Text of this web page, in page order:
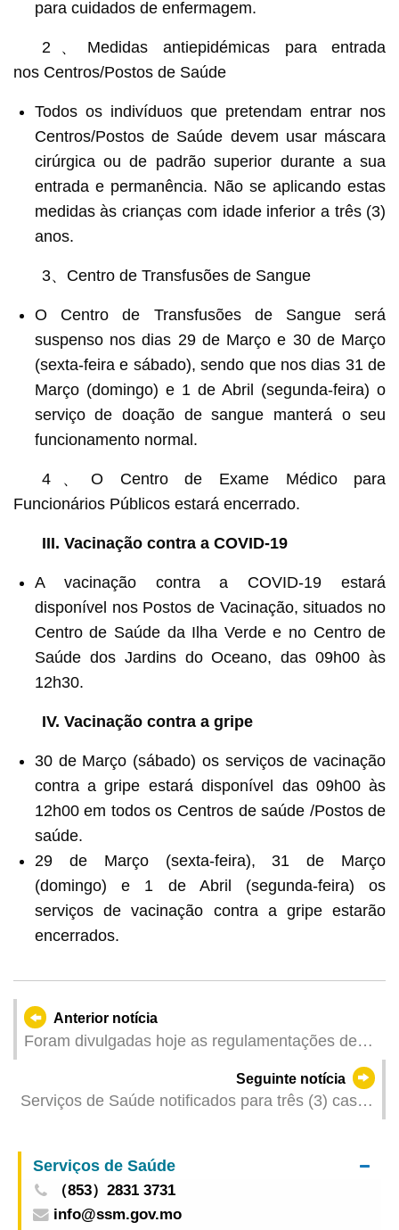
para cuidados de enfermagem.
2、Medidas antiepidémicas para entrada
nos Centros/Postos de Saúde
Todos os indivíduos que pretendam entrar nos
Centros/Postos de Saúde devem usar máscara
cirúrgica ou de padrão superior durante a sua
entrada e permanência. Não se aplicando estas
medidas às crianças com idade inferior a três (3)
anos.
3、Centro de Transfusões de Sangue
O Centro de Transfusões de Sangue será
suspenso nos dias 29 de Março e 30 de Março
(sexta-feira e sábado), sendo que nos dias 31 de
Março (domingo) e 1 de Abril (segunda-feira) o
serviço de doação de sangue manterá o seu
funcionamento normal.
4、O Centro de Exame Médico para
Funcionários Públicos estará encerrado.
III. Vacinação contra a COVID-19
A vacinação contra a COVID-19 estará
disponível nos Postos de Vacinação, situados no
Centro de Saúde da Ilha Verde e no Centro de
Saúde dos Jardins do Oceano, das 09h00 às
12h30.
IV. Vacinação contra a gripe
30 de Março (sábado) os serviços de vacinação
contra a gripe estará disponível das 09h00 às
12h00 em todos os Centros de saúde /Postos de
saúde.
29 de Março (sexta-feira), 31 de Março
(domingo) e 1 de Abril (segunda-feira) os
serviços de vacinação contra a gripe estarão
encerrados.
Anterior notícia
Foram divulgadas hoje as regulamentações de
mediadores da Grande Baía Guangdong-Hong
Kong-Macau
Seguinte notícia
Serviços de Saúde notificados para três (3) casos
Serviços de Saúde
（853）2831 3731
info@ssm.gov.mo